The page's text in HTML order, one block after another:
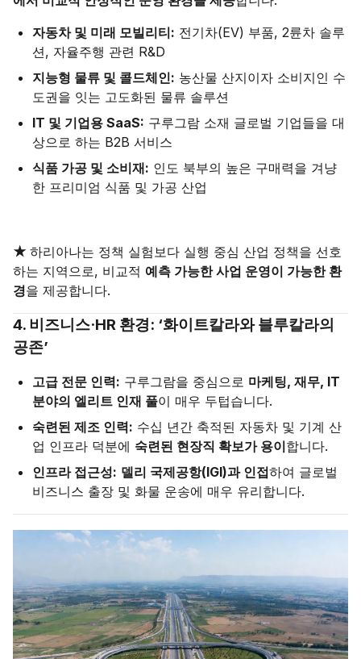
자동차 및 미래 모빌리티: 전기차(EV) 부품, 2륜차 솔루
션, 자율주행 관련 R&D
지능형 물류 및 콜드체인: 농산물 산지이자 소비지인 수
도권을 잇는 고도화된 물류 솔루션
IT 및 기업용 SaaS: 구루그람 소재 글로벌 기업들을 대
상으로 하는 B2B 서비스
식품 가공 및 소비재: 인도 북부의 높은 구매력을 겨냥
한 프리미엄 식품 및 가공 산업
★ 하리아나는 정책 실험보다 실행 중심 산업 정책을 선호
하는 지역으로, 비교적 예측 가능한 사업 운영이 가능한 환
경을 제공합니다.
4. 비즈니스·HR 환경: ‘화이트칼라와 블루칼라의
공존’
고급 전문 인력: 구루그람을 중심으로 마케팅, 재무, IT
분야의 엘리트 인재 풀이 매우 두텁습니다.
숙련된 제조 인력: 수십 년간 축적된 자동차 및 기계 산
업 인프라 덕분에 숙련된 현장직 확보가 용이합니다.
인프라 접근성: 델리 국제공항(IGI)과 인접하여 글로벌
비즈니스 출장 및 화물 운송에 매우 유리합니다.